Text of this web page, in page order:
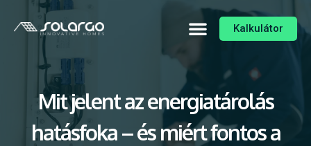
Kalkulátor
Mit jelent az energiatárolás
hatásfoka – és miért fontos a